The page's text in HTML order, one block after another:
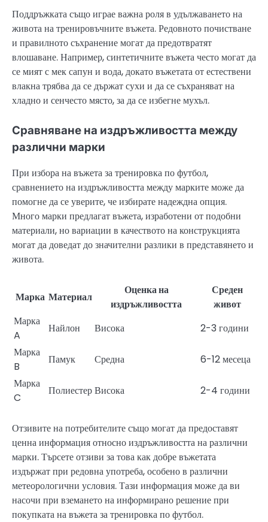
Поддръжката също играе важна роля в удължаването на
живота на тренировъчните въжета. Редовното почистване
и правилното съхранение могат да предотвратят
влошаване. Например, синтетичните въжета често могат да
се мият с мек сапун и вода, докато въжетата от естествени
влакна трябва да се държат сухи и да се съхраняват на
хладно и сенчесто място, за да се избегне мухъл.
Сравняване на издръжливостта между
различни марки
При избора на въжета за тренировка по футбол,
сравнението на издръжливостта между марките може да
помогне да се уверите, че избирате надеждна опция.
Много марки предлагат въжета, изработени от подобни
материали, но вариации в качеството на конструкцията
могат да доведат до значителни разлики в представянето и
живота.
Марка Материал
Оценка на
издръжливостта
Среден
живот
Марка
A
Найлон Висока
2-3 години
Марка
B
Памук Средна
6-12 месеца
Марка
C
ПолиестерВисока 2-4 години
Отзивите на потребителите също могат да предоставят
ценна информация относно издръжливостта на различни
марки. Търсете отзиви за това как добре въжетата
издържат при редовна употреба, особено в различни
метеорологични условия. Тази информация може да ви
насочи при вземането на информирано решение при
покупката на въжета за тренировка по футбол.